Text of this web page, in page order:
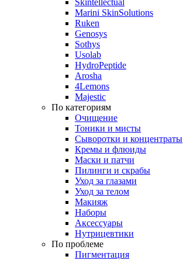
Skintellectual
Marini SkinSolutions
Ruken
Genosys
Sothys
Usolab
HydroPeptide
Arosha
4Lemons
Majestic
По категориям
Очищение
Тоники и мисты
Сыворотки и концентраты
Кремы и флюиды
Маски и патчи
Пилинги и скрабы
Уход за глазами
Уход за телом
Макияж
Наборы
Аксессуары
Нутрицевтики
По проблеме
Пигментация